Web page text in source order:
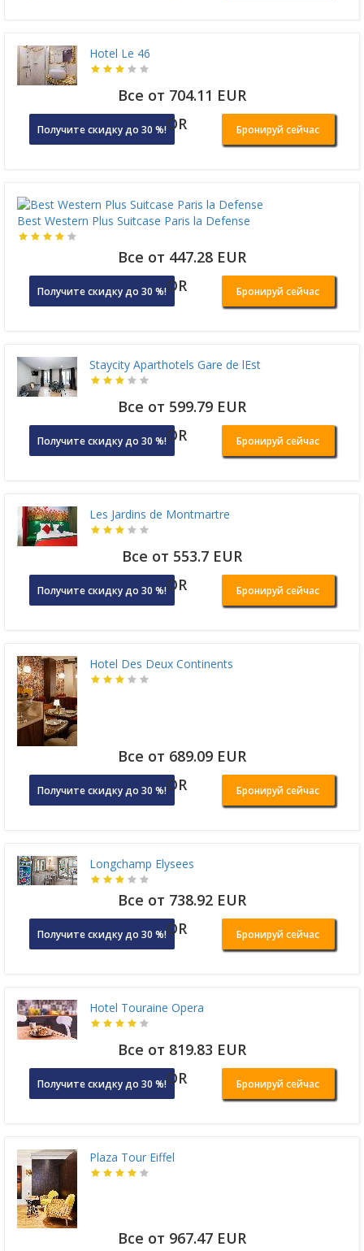
Hotel Le 46
Все от 704.11 EUR
Получите скидку до 30 %!OR Бронируй сейчас
Best Western Plus Suitcase Paris la Defense
Все от 447.28 EUR
Получите скидку до 30 %!OR Бронируй сейчас
Staycity Aparthotels Gare de lEst
Все от 599.79 EUR
Получите скидку до 30 %!OR Бронируй сейчас
Les Jardins de Montmartre
Все от 553.7 EUR
Получите скидку до 30 %!OR Бронируй сейчас
Hotel Des Deux Continents
Все от 689.09 EUR
Получите скидку до 30 %!OR Бронируй сейчас
Longchamp Elysees
Все от 738.92 EUR
Получите скидку до 30 %!OR Бронируй сейчас
Hotel Touraine Opera
Все от 819.83 EUR
Получите скидку до 30 %!OR Бронируй сейчас
Plaza Tour Eiffel
Все от 967.47 EUR